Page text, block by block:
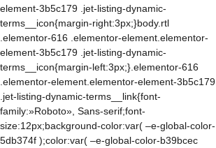
element-3b5c179 .jet-listing-dynamic-
terms__icon{margin-right:3px;}body.rtl
.elementor-616 .elementor-element.elementor-
element-3b5c179 .jet-listing-dynamic-
terms__icon{margin-left:3px;}.elementor-616
.elementor-element.elementor-element-3b5c179
.jet-listing-dynamic-terms__link{font-
family:»Roboto», Sans-serif;font-
size:12px;background-color:var( –e-global-color-
5db374f );color:var( –e-global-color-b39bcec